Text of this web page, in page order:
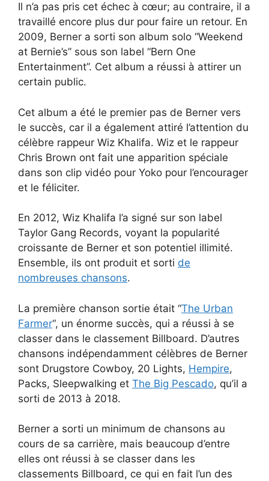
Il n’a pas pris cet échec à cœur; au contraire, il a
travaillé encore plus dur pour faire un retour. En
2009, Berner a sorti son album solo “Weekend
at Bernie’s” sous son label “Bern One
Entertainment”. Cet album a réussi à attirer un
certain public.
Cet album a été le premier pas de Berner vers
le succès, car il a également attiré l’attention du
célèbre rappeur Wiz Khalifa. Wiz et le rappeur
Chris Brown ont fait une apparition spéciale
dans son clip vidéo pour Yoko pour l’encourager
et le féliciter.
En 2012, Wiz Khalifa l’a signé sur son label
Taylor Gang Records, voyant la popularité
croissante de Berner et son potentiel illimité.
Ensemble, ils ont produit et sorti de
nombreuses chansons.
La première chanson sortie était “The Urban
Farmer“, un énorme succès, qui a réussi à se
classer dans le classement Billboard. D’autres
chansons indépendamment célèbres de Berner
sont Drugstore Cowboy, 20 Lights, Hempire,
Packs, Sleepwalking et The Big Pescado, qu’il a
sorti de 2013 à 2018.
Berner a sorti un minimum de chansons au
cours de sa carrière, mais beaucoup d’entre
elles ont réussi à se classer dans les
classements Billboard, ce qui en fait l’un des